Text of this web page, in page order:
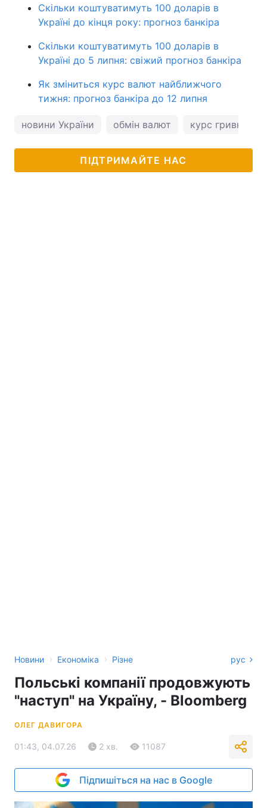
Скільки коштуватимуть 100 доларів в
Україні до кінця року: прогноз банкіра
Скільки коштуватимуть 100 доларів в
Україні до 5 липня: свіжий прогноз банкіра
Як зміниться курс валют найближчого
тижня: прогноз банкіра до 12 липня
новини України обмін валют курс гривні
ПІДТРИМАЙТЕ НАС
Новини › Економіка › Різне рус
Польські компанії продовжують
"наступ" на Україну, - Bloomberg
ОЛЕГ ДАВИГОРА
01:43, 04.07.26 2 хв. 11087
Підпишіться на нас в Google